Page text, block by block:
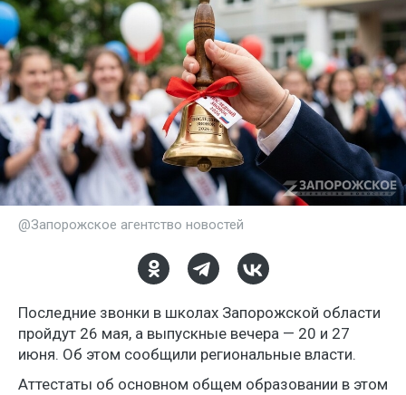
@Запорожское агентство новостей
Последние звонки в школах Запорожской области
пройдут 26 мая, а выпускные вечера — 20 и 27
июня. Об этом сообщили региональные власти.
Аттестаты об основном общем образовании в этом